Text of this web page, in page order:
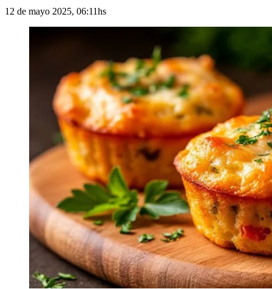
12 de mayo 2025, 06:11hs